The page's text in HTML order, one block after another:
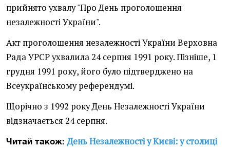
прийнято ухвалу "Про День проголошення
незалежності України".
Акт проголошення незалежності України Верховна
Рада УРСР ухвалила 24 серпня 1991 року. Пізніше, 1
грудня 1991 року, його було підтверджено на
Всеукраїнському референдумі.
Щорічно з 1992 року День Незалежності України
відзначається 24 серпня.
Читай також:День Незалежності у Києві: у столиці